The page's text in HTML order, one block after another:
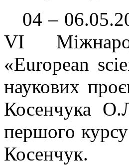
04 –
VI
«European
наукових
Косенчука
першого
Косенчук.